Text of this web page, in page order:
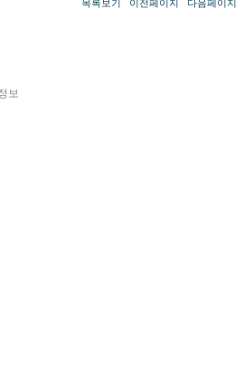
목록보기 이전페이지 다음페이지